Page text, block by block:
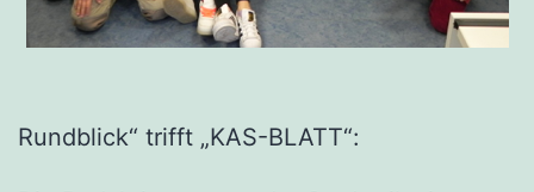
Rundblick“ trifft „KAS-BLATT“: